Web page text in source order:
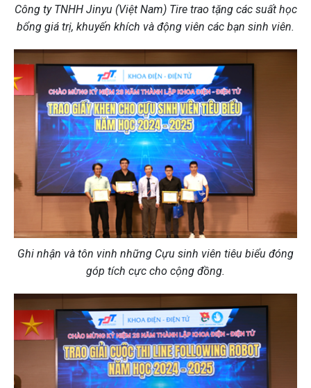
Công ty TNHH Jinyu (Việt Nam) Tire trao tặng các suất học
bổng giá trị, khuyến khích và động viên các bạn sinh viên.
Ghi nhận và tôn vinh những Cựu sinh viên tiêu biểu đóng
góp tích cực cho cộng đồng.